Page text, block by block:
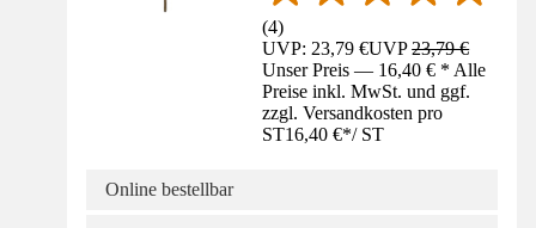
(4)
UVP: 23,79 €UVP23,79 €
Unser Preis — 16,40 € * Alle
Preise inkl. MwSt. und ggf.
zzgl. Versandkosten pro
ST16,40 €*/ ST
Online bestellbar